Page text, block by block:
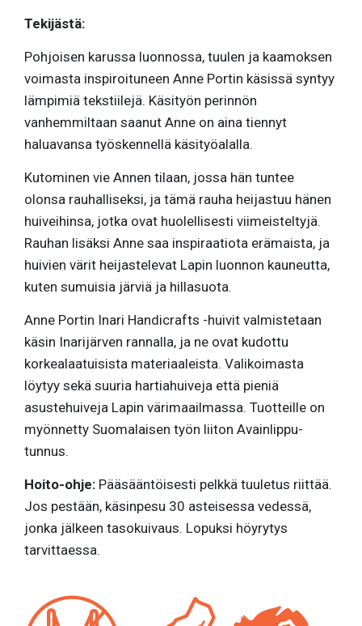
Tekijästä:
Pohjoisen karussa luonnossa, tuulen ja kaamoksen
voimasta inspiroituneen Anne Portin käsissä syntyy
lämpimiä tekstiilejä. Käsityön perinnön
vanhemmiltaan saanut Anne on aina tiennyt
haluavansa työskennellä käsityöalalla.
Kutominen vie Annen tilaan, jossa hän tuntee
olonsa rauhalliseksi, ja tämä rauha heijastuu hänen
huiveihinsa, jotka ovat huolellisesti viimeisteltyjä.
Rauhan lisäksi Anne saa inspiraatiota erämaista, ja
huivien värit heijastelevat Lapin luonnon kauneutta,
kuten sumuisia järviä ja hillasuota.
Anne Portin Inari Handicrafts -huivit valmistetaan
käsin Inarijärven rannalla, ja ne ovat kudottu
korkealaatuisista materiaaleista. Valikoimasta
löytyy sekä suuria hartiahuiveja että pieniä
asustehuiveja Lapin värimaailmassa. Tuotteille on
myönnetty Suomalaisen työn liiton Avainlippu-
tunnus.
Hoito-ohje: Pääsääntöisesti pelkkä tuuletus riittää.
Jos pestään, käsinpesu 30 asteisessa vedessä,
jonka jälkeen tasokuivaus. Lopuksi höyrytys
tarvittaessa.